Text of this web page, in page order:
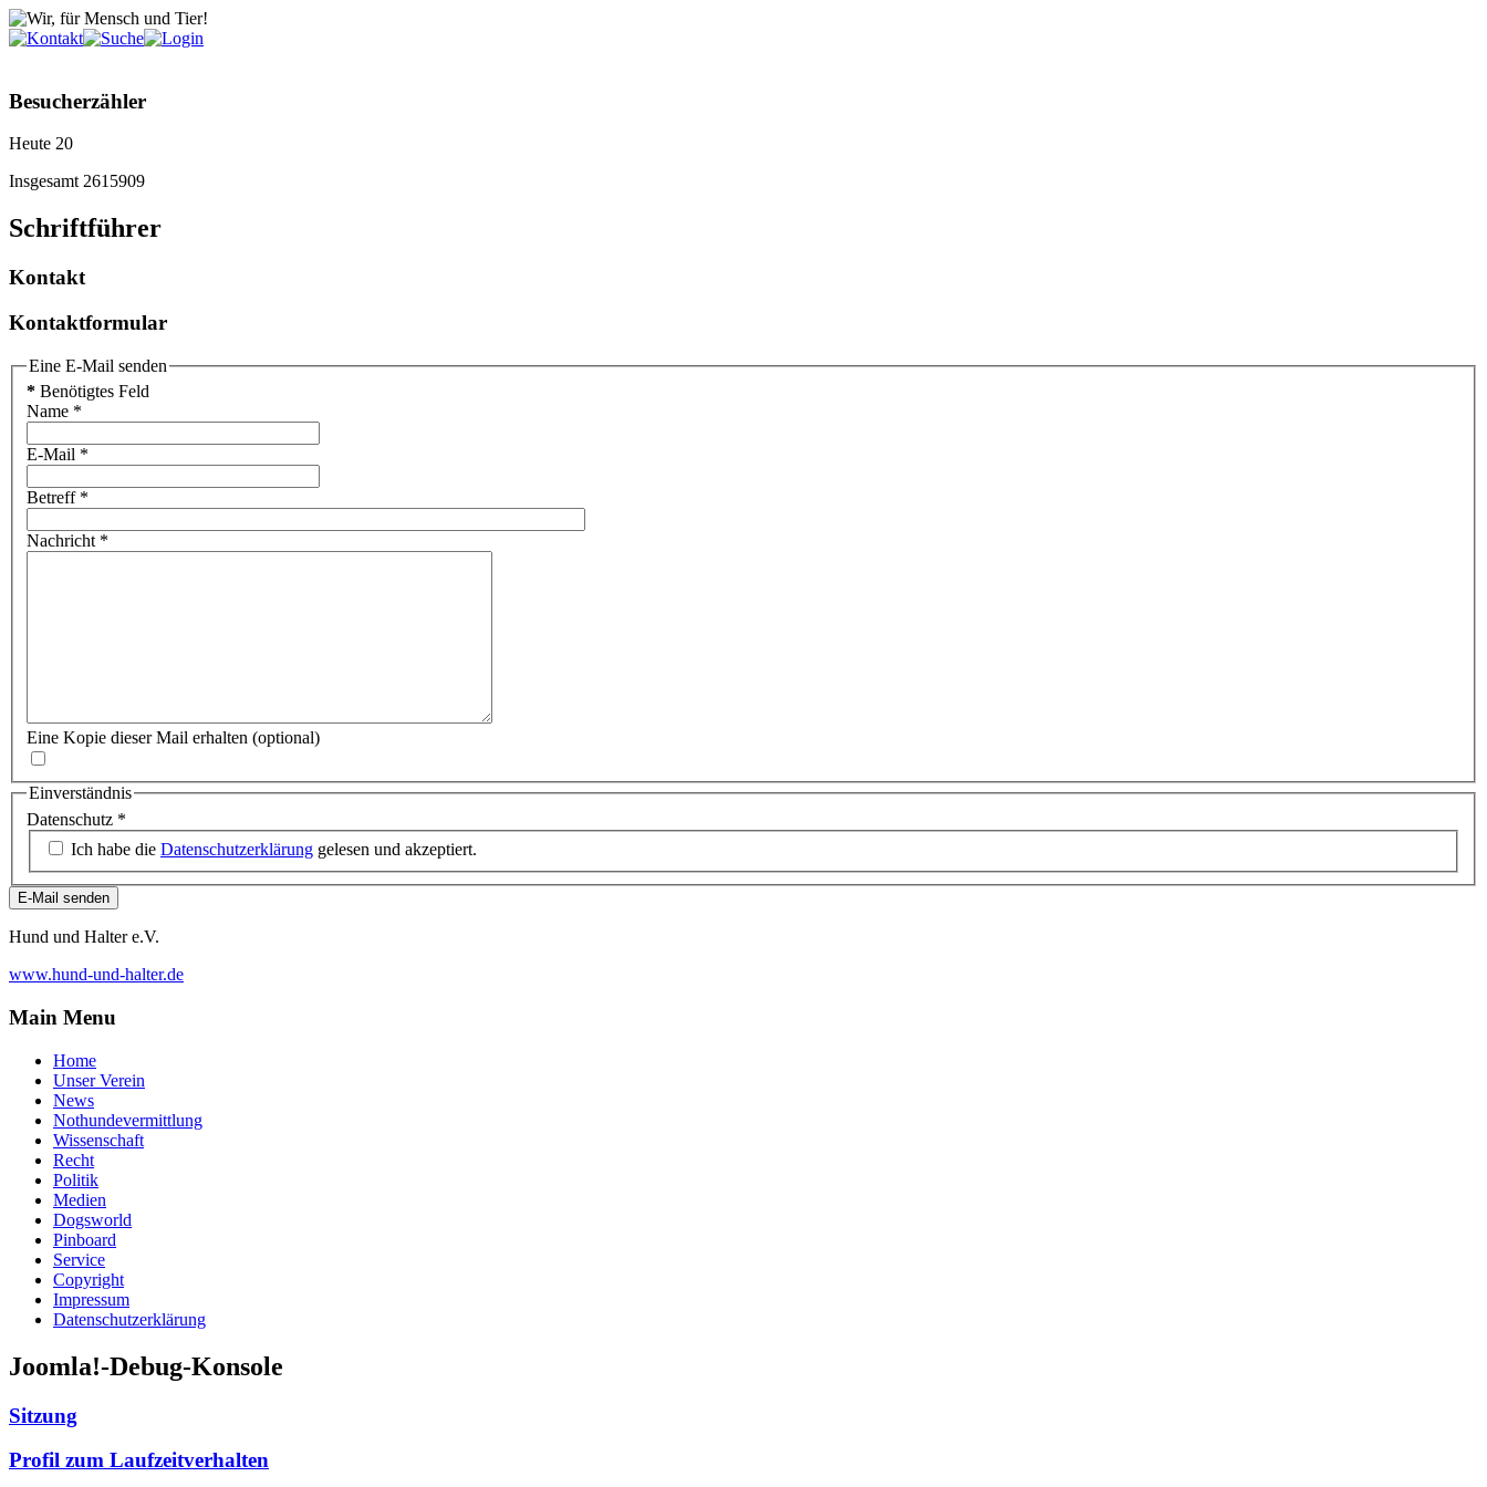
Besucherzähler
Heute 20
Insgesamt2615909
Schriftführer
Kontakt
Kontaktformular
Eine E-Mail senden
* Benötigtes Feld
Name *
E-Mail *
Betreff*
Nachricht *
Eine Kopie dieser Mail erhalten (optional)
Einverständnis
Datenschutz *
Ich habe die Datenschutzerklärung gelesen und akzeptiert.
E-Mail senden
Hund und Halter e.V.
www.hund-und-halter.de
Main Menu
Home
Unser Verein
News
Nothundevermittlung
Wissenschaft
Recht
Politik
Medien
Dogsworld
Pinboard
Service
Copyright
Impressum
Datenschutzerklärung
Joomla!-Debug-Konsole
Sitzung
Profil zum Laufzeitverhalten